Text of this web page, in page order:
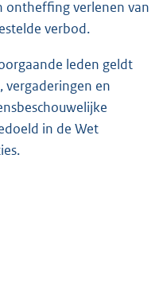
ontheffing verlenen van
verbod.
leden geldt
en
in de Wet